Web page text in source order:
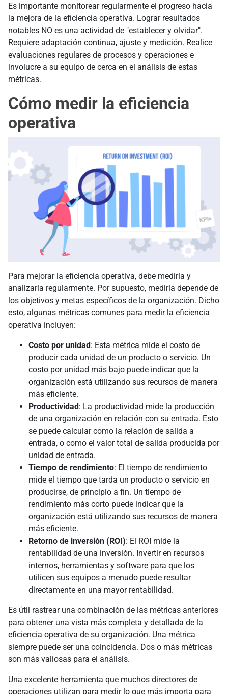
Es importante monitorear regularmente el progreso hacia
la mejora de la eficiencia operativa. Lograr resultados
notables NO es una actividad de "establecer y olvidar".
Requiere adaptación continua, ajuste y medición. Realice
evaluaciones regulares de procesos y operaciones e
involucre a su equipo de cerca en el análisis de estas
métricas.
Cómo medir la eficiencia
operativa
Para mejorar la eficiencia operativa, debe medirla y
analizarla regularmente. Por supuesto, medirla depende de
los objetivos y metas específicos de la organización. Dicho
esto, algunas métricas comunes para medir la eficiencia
operativa incluyen:
Costo por unidad : Esta métrica mide el costo de
producir cada unidad de un producto o servicio. Un
costo por unidad más bajo puede indicar que la
organización está utilizando sus recursos de manera
más eficiente.
Productividad : La productividad mide la producción
de una organización en relación con su entrada. Esto
se puede calcular como la relación de salida a
entrada, o como el valor total de salida producida por
unidad de entrada.
Tiempo de rendimiento: El tiempo de rendimiento
mide el tiempo que tarda un producto o servicio en
producirse, de principio a fin. Un tiempo de
rendimiento más corto puede indicar que la
organización está utilizando sus recursos de manera
más eficiente.
Retorno de inversión (ROI): El ROI mide la
rentabilidad de una inversión. Invertir en recursos
internos, herramientas y software para que los
utilicen sus equipos a menudo puede resultar
directamente en una mayor rentabilidad.
Es útil rastrear una combinación de las métricas anteriores
para obtener una vista más completa y detallada de la
eficiencia operativa de su organización. Una métrica
siempre puede ser una coincidencia. Dos o más métricas
son más valiosas para el análisis.
Una excelente herramienta que muchos directores de
operaciones utilizan para medir lo que más importa para